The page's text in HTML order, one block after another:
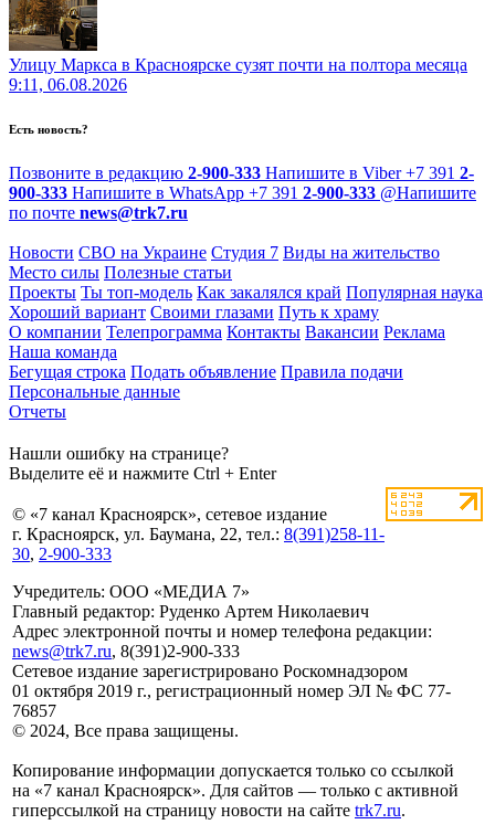
Улицу Маркса в Красноярске сузят почти на полтора месяца
9:11, 06.08.2026
Есть новость?
Позвоните в редакцию 2-900-333 Напишите в Viber +7 391 2-
900-333 Напишите в WhatsApp +7 391 2-900-333 @Напишите
по почте news@trk7.ru
Новости СВО на Украине Студия 7 Виды на жительство
Место силы Полезные статьи
Проекты Ты топ-модель Как закалялся край Популярная наука
Хороший вариант Своими глазами Путь к храму
О компании Телепрограмма Контакты Вакансии Реклама
Наша команда
Бегущая строка Подать объявление Правила подачи
Персональные данные
Отчеты
Нашли ошибку на странице?
Выделите её и нажмите Ctrl + Enter
© «7 канал Красноярск», сетевое издание
г. Красноярск, ул. Баумана, 22, тел.: 8(391)258-11-
30, 2-900-333
Учредитель: ООО «МЕДИА 7»
Главный редактор: Руденко Артем Николаевич
Адрес электронной почты и номер телефона редакции:
news@trk7.ru, 8(391)2-900-333
Сетевое издание зарегистрировано Роскомнадзором
01 октября 2019 г., регистрационный номер ЭЛ № ФС 77-
76857
© 2024, Все права защищены.
Копирование информации допускается только со ссылкой
на «7 канал Красноярск». Для сайтов — только с активной
гиперссылкой на страницу новости на сайте trk7.ru.